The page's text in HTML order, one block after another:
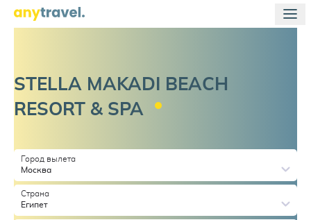
STELLA MAKADI BEACH
RESORT & SPA
Город вылета
Москва
Страна
Египет